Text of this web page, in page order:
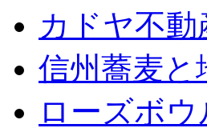
カドヤ不動
信州蕎麦
ローズボウ